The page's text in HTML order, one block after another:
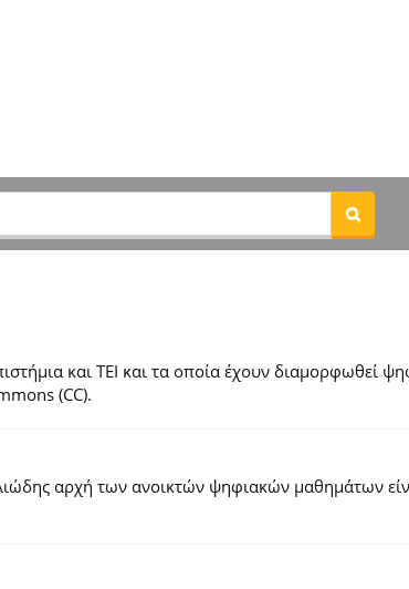
και ΤΕΙ και τα οποία έχουν διαμορφωθεί
(CC).
αρχή των ανοικτών ψηφιακών μαθημάτων